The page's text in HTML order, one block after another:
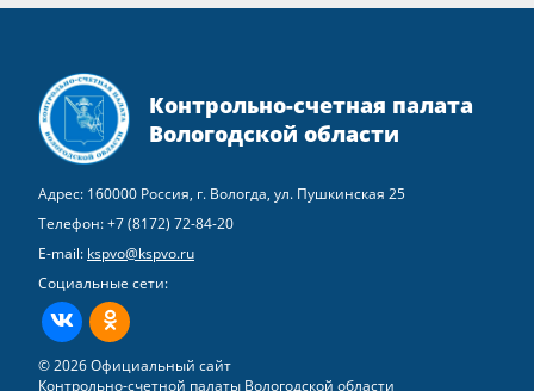
Контрольно-счетная палата
Вологодской области
Адрес: 160000 Россия, г. Вологда, ул. Пушкинская 25
Телефон:+7 (8172) 72-84-20
E-mail: kspvo@kspvo.ru
Социальные сети:
ВКонтактеОдноклассники
© 2026 Официальный сайт
Контрольно-счетной палаты Вологодской области